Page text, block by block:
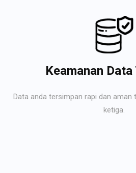
Keamanan
Data anda tersimpan rapi dan aman
ketiga.